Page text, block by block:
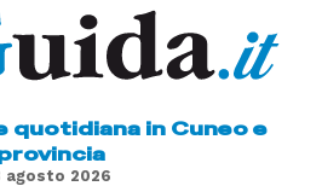
quotidiana in Cuneo e
agosto 2026